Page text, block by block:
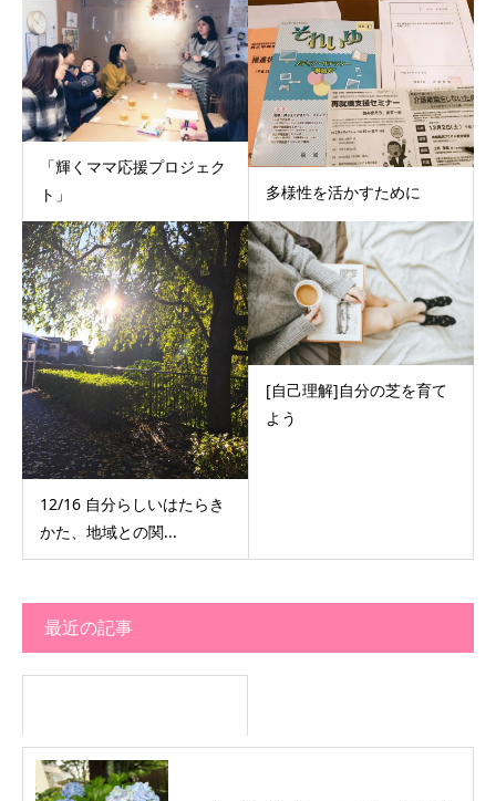
「輝くママ応援プロジェク
ト」
多様性を活かすために
12/16 自分らしいはたらき
かた、地域との関...
[自己理解]自分の芝を育て
よう
最近の記事